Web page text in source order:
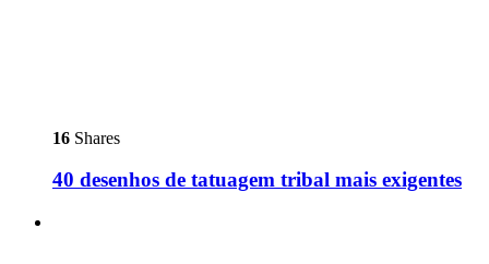
16 Shares
40 desenhos de tatuagem tribal mais exigentes